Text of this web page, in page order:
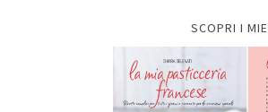
SCOPRI I